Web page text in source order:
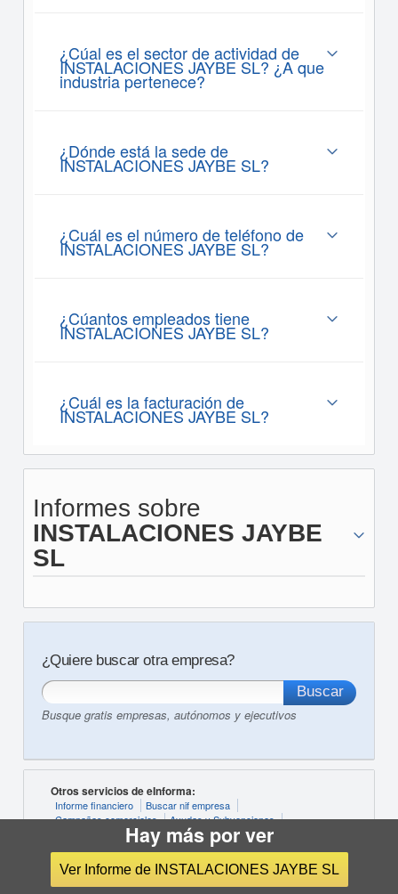
¿Cúal es el sector de actividad de
INSTALACIONES JAYBE SL? ¿A que
industria pertenece?
¿Dónde está la sede de
INSTALACIONES JAYBE SL?
¿Cuál es el número de teléfono de
INSTALACIONES JAYBE SL?
¿Cúantos empleados tiene
INSTALACIONES JAYBE SL?
¿Cuál es la facturación de
INSTALACIONES JAYBE SL?
Informes sobre
INSTALACIONES JAYBE
SL
¿Quiere buscar otra empresa?
Busque gratis empresas, autónomos y ejecutivos
Otros servicios de eInforma:
Informe financiero
Buscar nif empresa
Campañas comerciales
Ayudas y Subvenciones
Acceso online al RAI
BORME Cuentas Anuales
Últimas actividades buscadas:
CNAE Actividades Administrativas Y Servicios Auxliares
Hay más por ver
Ver Informe de INSTALACIONES JAYBE SL